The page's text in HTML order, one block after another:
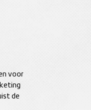
voor
de